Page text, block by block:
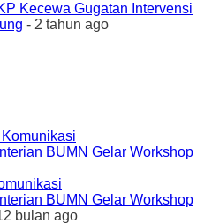
Kecewa Gugatan Intervensi
- 2 tahun ago
BUMN Gelar Workshop
bulan ago